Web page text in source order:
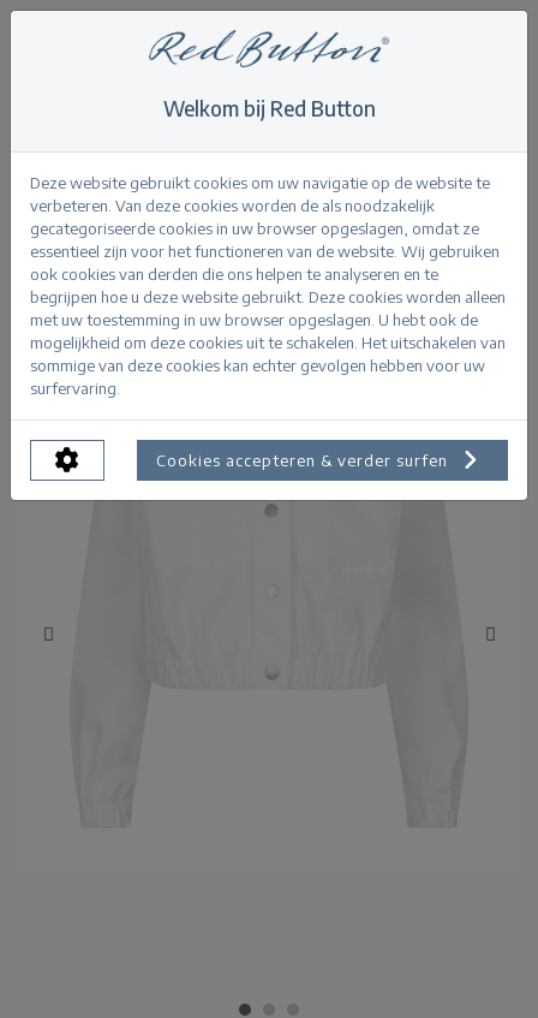
Juno Jacket White Denim
Terug
Welkom bij Red Button
Deze website gebruikt cookies om uw navigatie op de website te
verbeteren. Van deze cookies worden de als noodzakelijk
gecategoriseerde cookies in uw browser opgeslagen, omdat ze
essentieel zijn voor het functioneren van de website. Wij gebruiken
ook cookies van derden die ons helpen te analyseren en te
begrijpen hoe u deze website gebruikt. Deze cookies worden alleen
met uw toestemming in uw browser opgeslagen. U hebt ook de
mogelijkheid om deze cookies uit te schakelen. Het uitschakelen van
sommige van deze cookies kan echter gevolgen hebben voor uw
surfervaring.
Cookies accepteren & verder surfen